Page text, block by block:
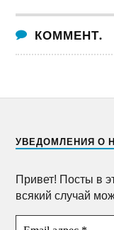
КОММЕНТ.
УВЕДОМЛЕНИЯ О
Привет! Посты в
всякий случай